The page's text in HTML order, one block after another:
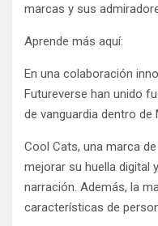
marcas y sus
Aprende más aquí:
En una colaboración
Futureverse han unido
de vanguardia dentro de
Cool Cats, una marca
mejorar su huella digital
narración. Además, la
características de